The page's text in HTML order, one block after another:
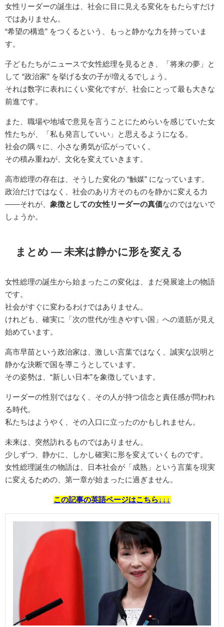
女性リーダーの誕生は、社会に目に見える変化をもたらすだけ
ではありません。
“希望の構造” をつくるという、もっと静かな力を持っていま
す。
子どもたちがニュースで女性総理を見るとき、「将来の夢」と
して “政治家” を挙げる女の子が増えるでしょう。
それは数字に表れにくい変化ですが、社会にとって最も大きな
前進です。
また、職場や地域で意見を言うことにためらいを感じていた女
性たちが、「私も発言していい」と思えるようになる。
社会の隅々に、小さな勇気が広がっていく。
その積み重ねが、文化を変えていきます。
高市総理の存在は、そうした変化の “触媒” になっています。
政治だけではなく、社会のあり方そのものを静かに変える力
――それが、 象徴としての女性リーダーの真価なのではないで
しょうか。
まとめ ― 未来は静かに形を変える
女性総理の誕生から始まったこの変化は、まだ発展途上の物語
です。
社会がすぐに変わるわけではありません。
けれども、確実に「次の世代が生きやすい国」への道筋が見え
始めています。
高市早苗という政治家は、激しい言葉ではなく、誠実な説明と
静かな決断で国を導こうとしています。
その姿勢は、“新しい日本”を象徴しています。
リーダーの性別ではなく、その人が持つ信念と責任感が問われ
る時代。
私たちはようやく、その入口に立ったのかもしれません。
未来は、突然訪れるものではありません。
少しずつ、静かに、しかし確実に形を変えていくものです。
女性総理誕生の物語は、日本社会が「成熟」という言葉を現実
に変えるための、第一章が始まったに過ぎません。
この記事の英語ページはこちら↓↓↓